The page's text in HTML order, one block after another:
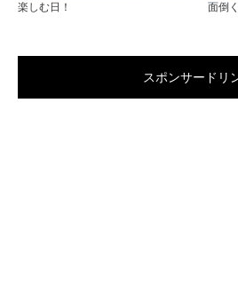
楽しむ日！ 面倒
スポンサードリ